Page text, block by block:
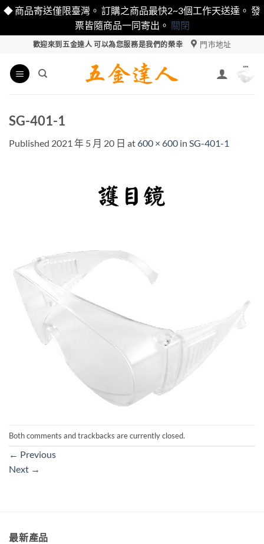
◆ 商品寄送僅限臺灣。 訂購之商品最快2~3個工作天送達。 發
票皆隨商品一同寄出。 關閉
content
歡迎來到五金達人 可以為您服務是我們的榮幸 門市地址
SG-401-1
Published 2021 年 5 月 20 日 at600 × 600 in SG-401-1
Both comments and trackbacks are currently closed.
← Previous
Next →
最新產品